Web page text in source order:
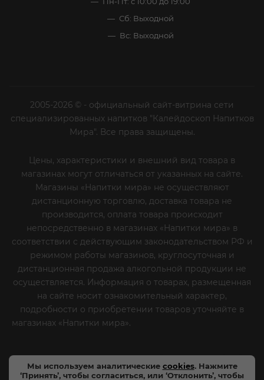
Мы используем аналитические cookies. Нажмите
‘Принять’, чтобы согласиться, или ‘Отклонить’, чтобы
Сб: Выходной
Вс: Выходной
2005-2026 © - официальный сайт-витрина сети
специализированных напитков "Калейдоскоп Напитков
Мира". Все права защищены.
Цены, характеристики и внешний вид товара в
магазинах могут отличаться от указанных на сайте.
Магазины «Напитки мира» не осуществляют
дистанционную торговлю, доставка товара не
производится, оплата товара происходит
непосредственно в магазинах «Напитки мира» в
соответствии с действующим законодательством РФ и
режимом работы магазинов, круглосуточная и
дистанционная продажа алкогольной продукции не
осуществляется. Информация о товарах, размещенная
на сайте носит ознакомительный характер,
подробности о приобретении товаров уточняйте в
магазинах «Напитки мира».